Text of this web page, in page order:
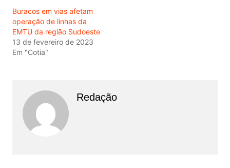
Buracos em vias afetam
operação de linhas da
EMTU da região Sudoeste
13 de fevereiro de 2023
Em "Cotia"
Redação